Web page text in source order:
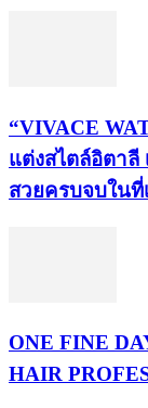
“VIVACE
แต่งสไตล์อิตาลี
สวยครบจบในที่
ONE FINE
HAIR